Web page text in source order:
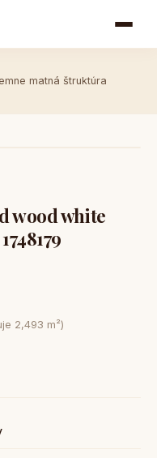
matná štruktúra
wood white
2,493 m²)